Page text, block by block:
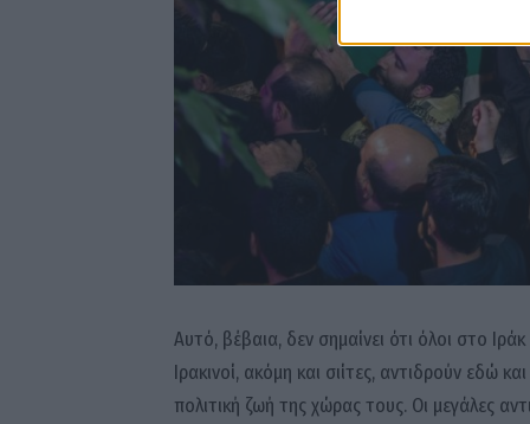
Αυτό, βέβαια, δεν σημαίνει ότι όλοι στο
Ιρακινοί, ακόμη και σιίτες, αντιδρούν εδώ
πολιτική ζωή της χώρας τους. Οι μεγάλες